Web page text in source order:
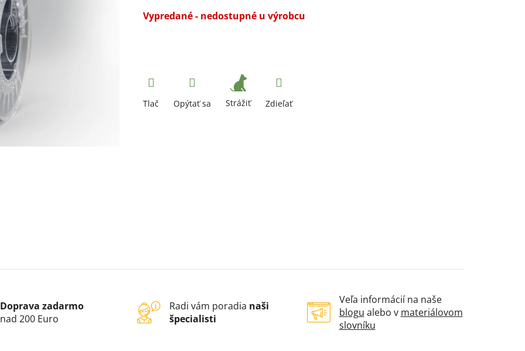
Vypredané - nedostupné u výrobcu
Tlač Opýtať sa Strážiť Zdieľať
Doprava zadarmo
nad 200 Euro
Radi vám poradia naši
špecialisti
Veľa informácií na naše
blogu alebo v materiálovom
slovníku